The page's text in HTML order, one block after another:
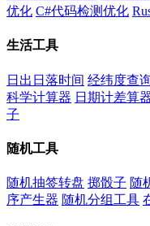
优化 C#代码检测优化
生活工具
日出日落时间 经纬度查
科学计算器 日期计差算
子
随机工具
随机抽签转盘 掷骰子 随
序产生器 随机分组工具